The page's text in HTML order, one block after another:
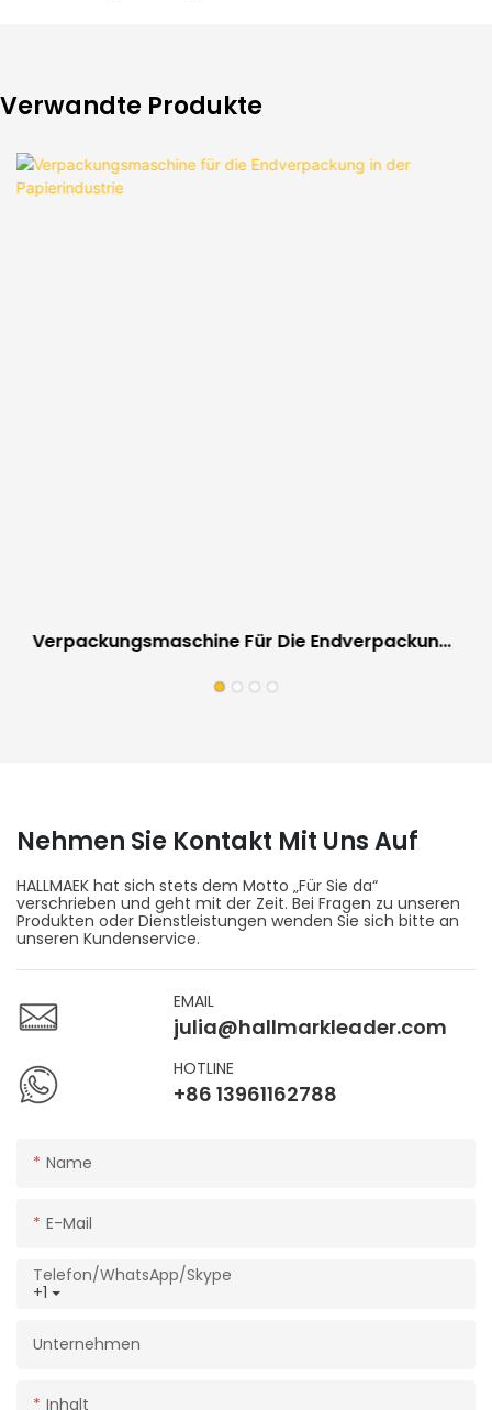
Verwandte Produkte
Verpackungsmaschine Für Die Endverpackung
Nehmen Sie Kontakt Mit Uns Auf
HALLMAEK hat sich stets dem Motto „Für Sie da“
verschrieben und geht mit der Zeit. Bei Fragen zu unseren
Produkten oder Dienstleistungen wenden Sie sich bitte an
unseren Kundenservice.
EMAIL
julia@hallmarkleader.com
HOTLINE
+86 13961162788
Name
E-Mail
+1
Telefon/WhatsApp/Skype
Unternehmen
Inhalt